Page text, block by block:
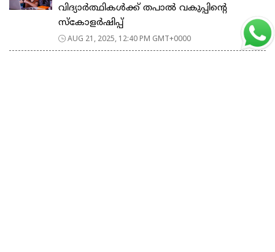
വിദ്യാർത്ഥികൾക്ക് തപാൽ വകുപ്പിന്റെ
സ്കോളർഷിപ്പ്
AUG 21, 2025, 12:40 PM GMT+0000